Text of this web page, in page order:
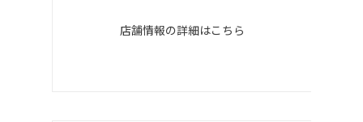
店舗情報の詳細はこちら